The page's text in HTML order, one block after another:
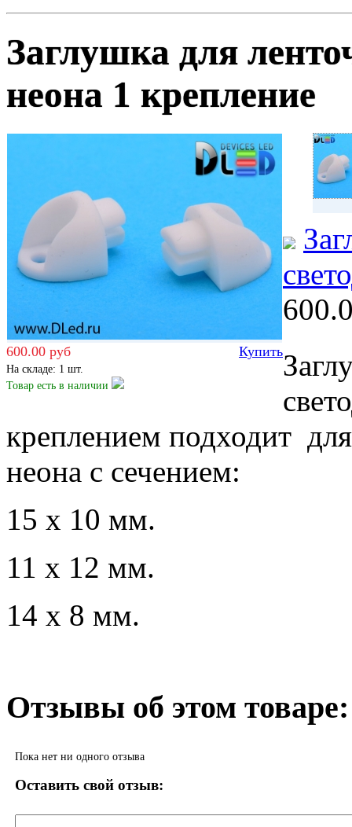
Заглушка для
неона 1 крепление
600.00 руб Купить
На складе: 1 шт.
Товар есть в наличии
креплением подходит
неона с сечением:
15 x 10 мм.
11 x 12 мм.
14 x 8 мм.
Отзывы об этом товаре:
Пока нет ни одного отзыва
Оставить свой отзыв: